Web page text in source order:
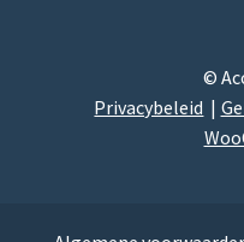
©
Privacybeleid